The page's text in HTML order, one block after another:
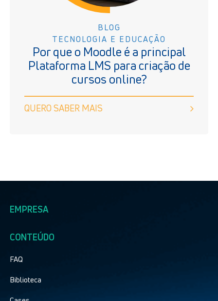
BLOG
TECNOLOGIA E EDUCAÇÃO
Por que o Moodle é a principal
Plataforma LMS para criação de
cursos online?
QUERO SABER MAIS
EMPRESA
CONTEÚDO
FAQ
Biblioteca